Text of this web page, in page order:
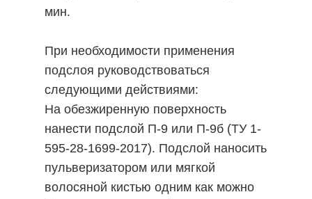
мин.
При необходимости применения
подслоя руководствоваться
следующими действиями:
На обезжиренную поверхность
нанести подслой П-9 или П-9б (ТУ 1-
595-28-1699-2017). Подслой наносить
пульверизатором или мягкой
волосяной кистью одним как можно